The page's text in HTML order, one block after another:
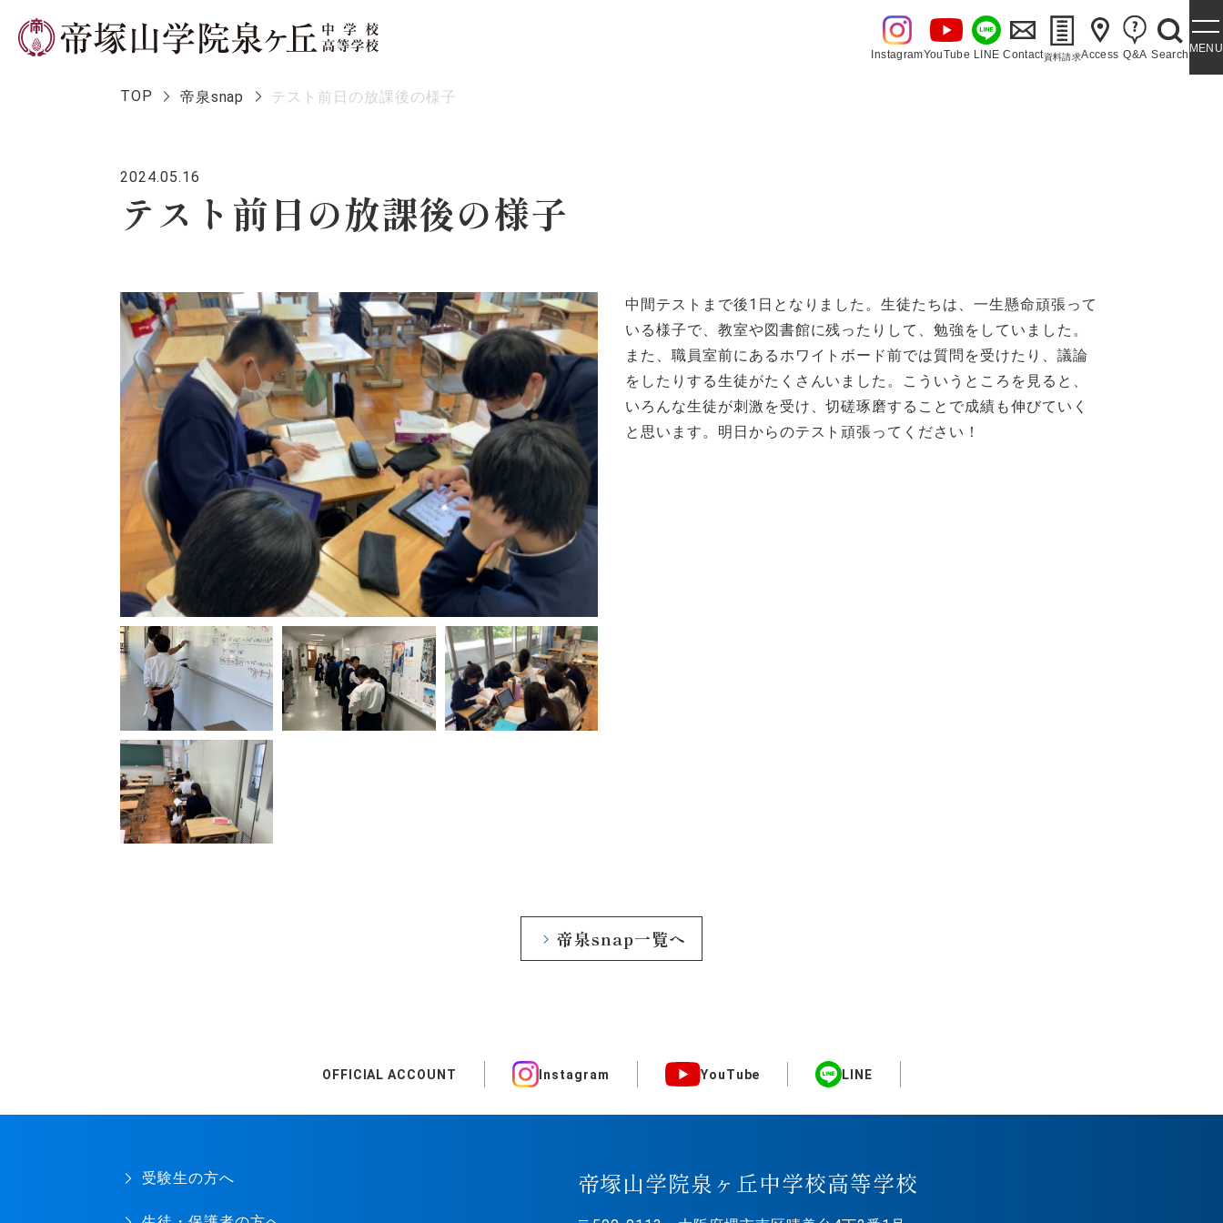
InstagramYouTube LINE Contact資料請求Access Q&A SearchMENU
学校長メッセージ 泉ヶ丘校のめざす教育
TOP 帝泉snap テスト前日の放課後の様子
2024.05.16
テスト前日の放課後の様子
中間テストまで後1日となりました。生徒たちは、一生懸命頑張って
いる様子で、教室や図書館に残ったりして、勉強をしていました。
また、職員室前にあるホワイトボード前では質問を受けたり、議論
をしたりする生徒がたくさんいました。こういうところを見ると、
いろんな生徒が刺激を受け、切磋琢磨することで成績も伸びていく
と思います。明日からのテスト頑張ってください！
帝泉snap一覧へ
OFFICIAL ACCOUNT Instagram YouTube LINE
受験生の方へ 帝塚山学院泉ヶ丘中学校高等学校